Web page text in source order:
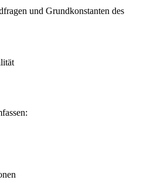
und Grundkonstanten des